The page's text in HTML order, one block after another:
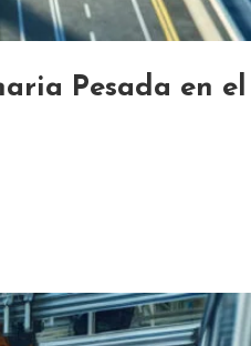
Pesada en el